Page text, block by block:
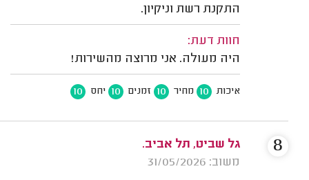
התקנת רשת וניקיון.
חוות דעת:
היה מעולה. אני מרוצה מהשירות!
איכות 10 מחיר 10 זמנים 10 יחס 10
גל שביט, תל אביב.
משוב: 31/05/2026
8